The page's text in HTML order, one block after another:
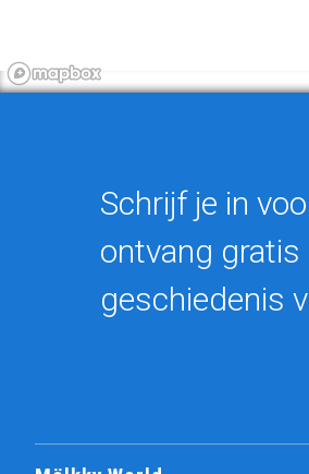
Schrijf je in
ontvang gratis
geschiedenis